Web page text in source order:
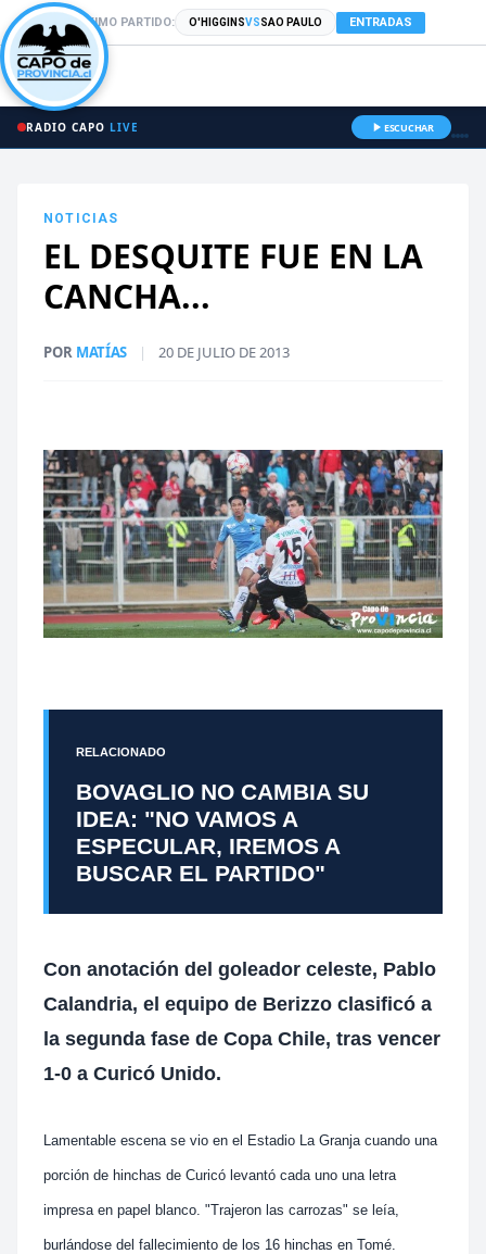
PRÓXIMO PARTIDO: O'HIGGINSVSSAO PAULO ENTRADAS
RADIO CAPO LIVE ESCUCHAR
NOTICIAS
EL DESQUITE FUE EN LA
CANCHA...
POR MATÍAS | 20 DE JULIO DE 2013
RELACIONADO
BOVAGLIO NO CAMBIA SU
IDEA: "NO VAMOS A
ESPECULAR, IREMOS A
BUSCAR EL PARTIDO"
Con anotación del goleador celeste, Pablo
Calandria, el equipo de Berizzo clasificó a
la segunda fase de Copa Chile, tras vencer
1-0 a Curicó Unido.
Lamentable escena se vio en el Estadio La Granja cuando una
porción de hinchas de Curicó levantó cada uno una letra
impresa en papel blanco. "Trajeron las carrozas" se leía,
burlándose del fallecimiento de los 16 hinchas en Tomé.